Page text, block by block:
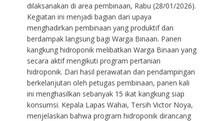
dilaksanakan di area pembinaan, Rabu (28/01/2026).
Kegiatan ini menjadi bagian dari upaya
menghadirkan pembinaan yang produktif dan
berdampak langsung bagi Warga Binaan. Panen
kangkung hidroponik melibatkan Warga Binaan yang
secara aktif mengikuti program pertanian
hidroponik. Dari hasil perawatan dan pendampingan
berkelanjutan oleh petugas pembinaan, panen kali
ini menghasilkan sebanyak 15 ikat kangkung siap
konsumsi. Kepala Lapas Wahai, Tersih Victor Noya,
menjelaskan bahwa program hidroponik dirancang